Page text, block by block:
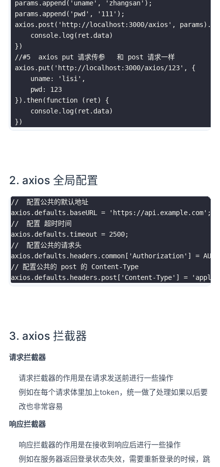
params . append ( 'uname' , 'zhangsan' ) ;
params . append( 'pwd' , '111' ) ;
axios . post ( 'http://localhost:3000/axios' , params) .
     console
. log( ret . data)
})
//#5  axios put 请求传参   和 post 请求一样
axios . put ( 'http://localhost:3000/axios/123' ,
{
     uname
: 'lisi' ,
     pwd
:
123
}) . then(function ( ret)
{
     console
. log( ret . data)
})
2. axios 全局配置
//  配置公共的默认地址
axios . defaults . baseURL = 'https://api.example.com' ;
//  配置 超时时间
axios . defaults . timeout = 2500;
//  配置公共的请求头
axios . defaults . headers . common [ 'Authorization' ] =
// 配置公共的 post 的 Content-Type
axios . defaults . headers . post [ 'Content-Type' ] =
3. axios 拦截器
请求拦截器
请求拦截器的作用是在请求发送前进行一些操作
例如在每个请求体里加上token，统一做了处理如果以后要
改也非常容易
响应拦截器
响应拦截器的作用是在接收到响应后进行一些操作
例如在服务器返回登录状态失效，需要重新登录的时候，跳